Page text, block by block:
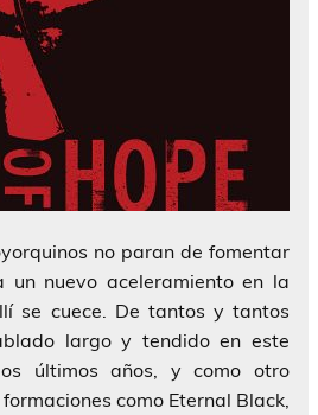
no paran de fomentar
un nuevo aceleramiento en la
se cuece. De tantos y tantos
largo y tendido en este
últimos años, y como otro
como Eternal Black,